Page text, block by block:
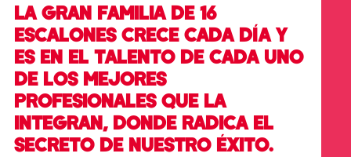
LA GRAN FAMILIA DE 16
ESCALONES CRECE CADA DÍA Y
ES EN EL TALENTO DE CADA UNO
DE LOS MEJORES
PROFESIONALES QUE LA
INTEGRAN, DONDE RADICA EL
SECRETO DE NUESTRO ÉXITO.